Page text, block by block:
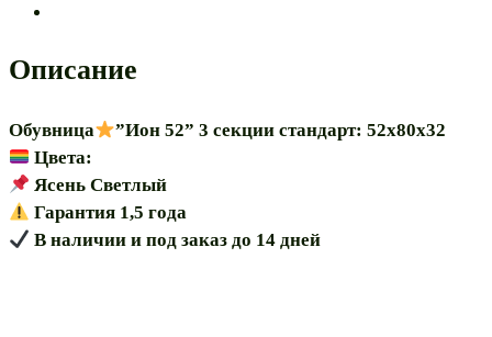
Описание
Обувница
”Ион 52” 3 секции стандарт: 52х80х32
Цвета:
Ясень Светлый
Гарантия 1,5 года
В наличии и под заказ до 14 дней